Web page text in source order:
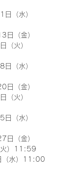
（水）
日（金）
（火）
（水）
日（金）
（火）
（水）
日（金）
）11:59
（水）11:00